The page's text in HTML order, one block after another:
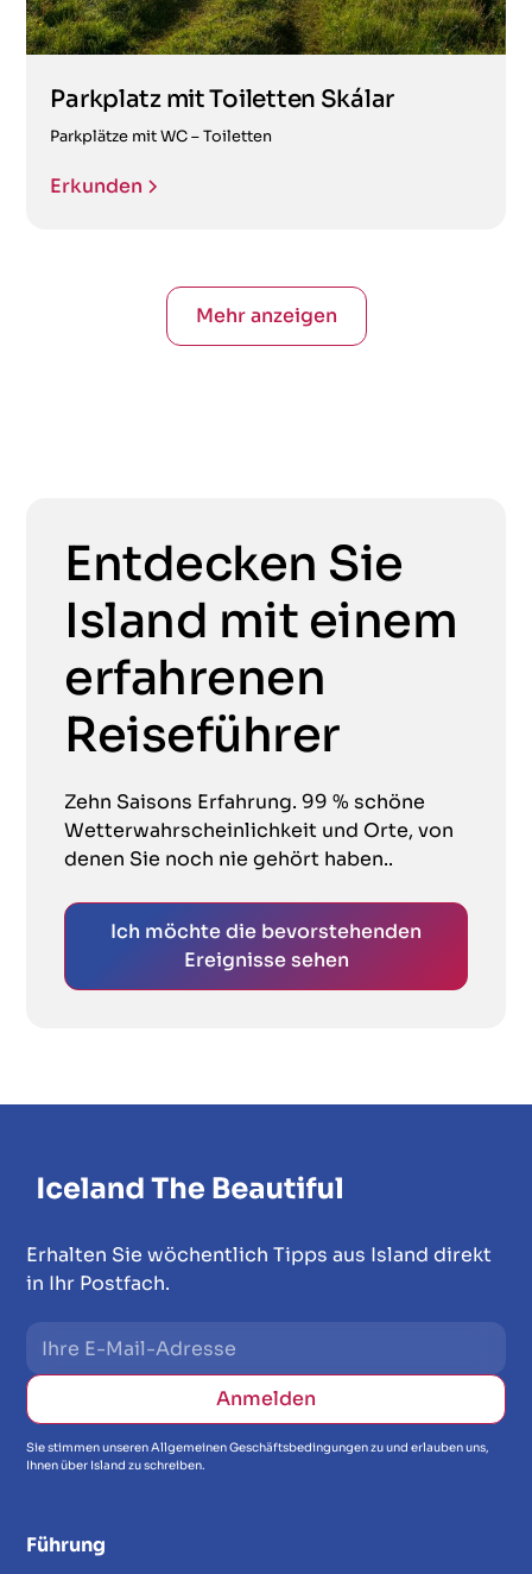
Parkplatz mit Toiletten Skálar
Parkplätze mit WC – Toiletten
Erkunden
Mehr anzeigen
Entdecken Sie
Island mit einem
erfahrenen
Reiseführer
Zehn Saisons Erfahrung. 99 % schöne
Wetterwahrscheinlichkeit und Orte, von
denen Sie noch nie gehört haben..
Ich möchte die bevorstehenden
Ereignisse sehen
Erhalten Sie wöchentlich Tipps aus Island direkt
in Ihr Postfach.
Sie stimmen unseren Allgemeinen Geschäftsbedingungen zu und erlauben uns,
Ihnen über Island zu schreiben.
Führung